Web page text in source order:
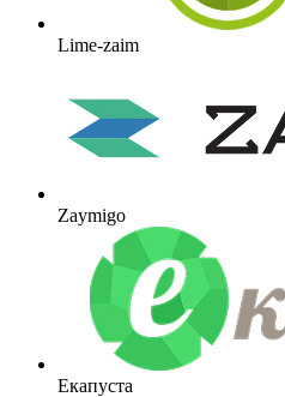
Lime-zaim
Zaymigo
Екапуста